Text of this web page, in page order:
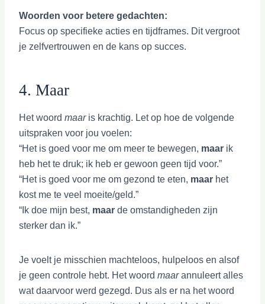
Woorden voor betere gedachten:
Focus op specifieke acties en tijdframes. Dit vergroot
je zelfvertrouwen en de kans op succes.
4. Maar
Het woord maaris krachtig. Let op hoe de volgende
uitspraken voor jou voelen:
“Het is goed voor me om meer te bewegen, maar ik
heb het te druk; ik heb er gewoon geen tijd voor.”
“Het is goed voor me om gezond te eten, maar het
kost me te veel moeite/geld.”
“Ik doe mijn best, maar de omstandigheden zijn
sterker dan ik.”
Je voelt je misschien machteloos, hulpeloos en alsof
je geen controle hebt. Het woord maarannuleert alles
wat daarvoor werd gezegd. Dus als er na het woord